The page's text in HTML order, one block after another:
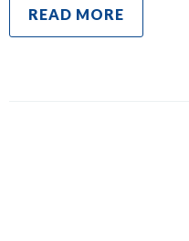
READ MORE